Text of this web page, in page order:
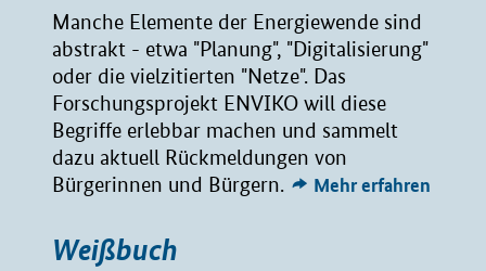
Manche Elemente der Energiewende sind
abstrakt - etwa "Planung", "Digitalisierung"
oder die vielzitierten "Netze". Das
Forschungsprojekt ENVIKO will diese
Begriffe erlebbar machen und sammelt
dazu aktuell Rückmeldungen von
Bürgerinnen und Bürgern.
Mehr erfahren
Weißbuch